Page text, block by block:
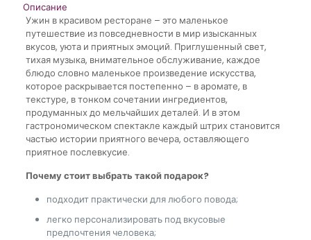
Описание
Ужин в красивом ресторане – это маленькое
путешествие из повседневности в мир изысканных
вкусов, уюта и приятных эмоций. Приглушенный свет,
тихая музыка, внимательное обслуживание, каждое
блюдо словно маленькое произведение искусства,
которое раскрывается постепенно – в аромате, в
текстуре, в тонком сочетании ингредиентов,
продуманных до мельчайших деталей. И в этом
гастрономическом спектакле каждый штрих становится
частью истории приятного вечера, оставляющего
приятное послевкусие.
Почему стоит выбрать такой подарок?
подходит практически для любого повода;
легко персонализировать под вкусовые
предпочтения человека;